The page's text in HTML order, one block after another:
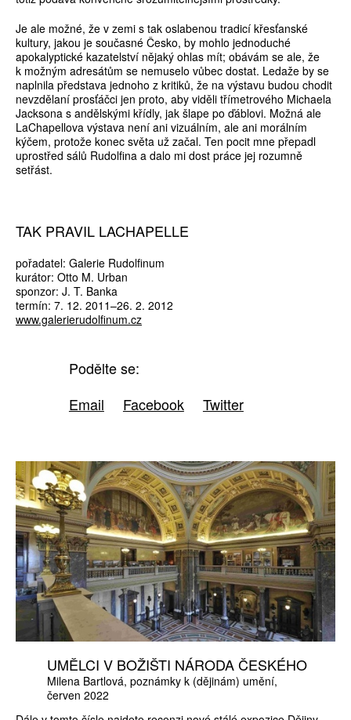
Je ale možné, že v zemi s tak oslabenou tradicí křesťanské
kultury, jakou je současné Česko, by mohlo jednoduché
apokalyptické kazatelství nějaký ohlas mít; obávám se ale, že
k možným adresátům se nemuselo vůbec dostat. Ledaže by se
naplnila představa jednoho z kritiků, že na výstavu budou chodit
nevzdělaní prosťáčci jen proto, aby viděli třímetrového Michaela
Jacksona s andělskými křídly, jak šlape po ďáblovi. Možná ale
LaChapellova výstava není ani vizuálním, ale ani morálním
kýčem, protože konec světa už začal. Ten pocit mne přepadl
uprostřed sálů Rudolfina a dalo mi dost práce jej rozumně
setřást.
TAK PRAVIL LACHAPELLE
pořadatel: Galerie Rudolfinum
kurátor: Otto M. Urban
sponzor: J. T. Banka
termín: 7. 12. 2011–26. 2. 2012
www.galerierudolfinum.cz
Podělte se:
Email
Facebook Twitter
UMĚLCI V BOŽIŠTI NÁRODA ČESKÉHO
Milena Bartlová poznámky k (dějinám) umění
červen 2022